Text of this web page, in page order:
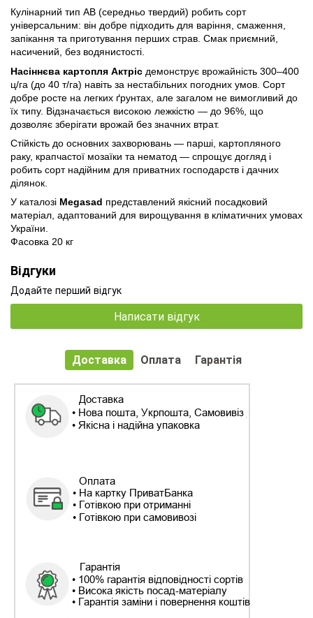
Кулінарний тип АВ (середньо твердий) робить сорт
універсальним: він добре підходить для варіння, смаження,
запікання та приготування перших страв. Смак приємний,
насичений, без водянистості.
Насіннєва картопля Актріс демонструє врожайність 300–400
ц/га (до 40 т/га) навіть за нестабільних погодних умов. Сорт
добре росте на легких ґрунтах, але загалом не вимогливий до
їх типу. Відзначається високою лежкістю — до 96%, що
дозволяє зберігати врожай без значних втрат.
Стійкість до основних захворювань — парші, картопляного
раку, крапчастої мозаїки та нематод — спрощує догляд і
робить сорт надійним для приватних господарств і дачних
ділянок.
У каталозі Megasad представлений якісний посадковий
матеріал, адаптований для вирощування в кліматичних умовах
України.
Фасовка 20 кг
Відгуки
Додайте перший відгук
Написати відгук
Доставка Оплата Гарантія